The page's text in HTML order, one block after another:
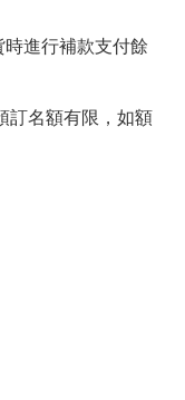
進行補款支付餘
訂名額有限，如額